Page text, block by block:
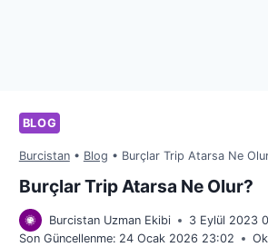
BLOG
Burcistan• Blog • Burçlar Trip Atarsa Ne
Burçlar Trip Atarsa Ne Olur?
Burcistan Uzman Ekibi
3 Eylül 2023
Son Güncellenme: 24 Ocak 2026 23:02